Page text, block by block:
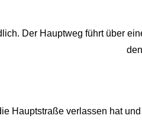
Der Hauptweg führt über
Hauptstraße verlassen hat